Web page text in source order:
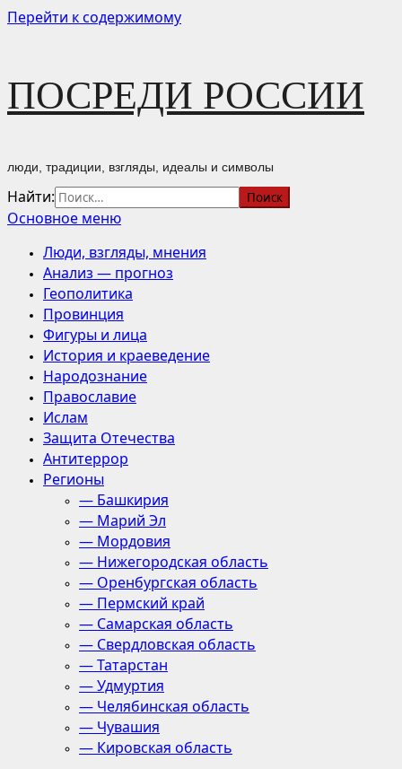
Перейти к содержимому
ПОСРЕДИ РОССИИ
люди, традиции, взгляды, идеалы и символы
Найти:
Основное меню
Люди, взгляды, мнения
Анализ — прогноз
Геополитика
Провинция
Фигуры и лица
История и краеведение
Народознание
Православие
Ислам
Защита Отечества
Антитеррор
Регионы
— Башкирия
— Марий Эл
— Мордовия
— Нижегородская область
— Оренбургская область
— Пермский край
— Самарская область
— Свердловская область
— Татарстан
— Удмуртия
— Челябинская область
— Чувашия
— Кировская область